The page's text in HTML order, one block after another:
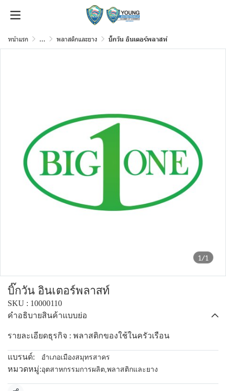
หน้าแรก ... พลาสติกและยาง บิ๊กวัน อินเตอร์พลาสท์
1/1
บิ๊กวัน อินเตอร์พลาสท์
SKU : 10000110
คำอธิบายสินค้าแบบย่อ
รายละเอียดธุรกิจ : พลาสติกของใช้ในครัวเรือน
แบรนด์: อำเภอเมืองสมุทรสาคร
หมวดหมู่:อุตสาหกรรมการผลิต,พลาสติกและยาง